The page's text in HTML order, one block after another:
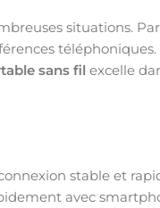
situations.
sans fil excelle
stable et
avec